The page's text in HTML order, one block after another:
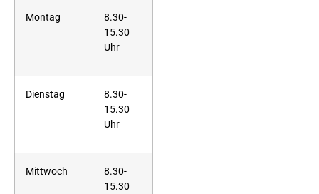
Montag
8.30-
15.30
Uhr
Dienstag
8.30-
15.30
Uhr
Mittwoch
8.30-
15.30